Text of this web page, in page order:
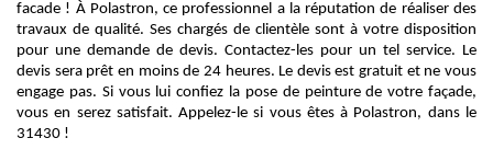
facade ! À Polastron, ce professionnel a la réputation de réaliser des
travaux de qualité. Ses chargés de clientèle sont à votre disposition
pour une demande de devis. Contactez-les pour un tel service. Le
devis sera prêt en moins de 24 heures. Le devis est gratuit et ne vous
engage pas. Si vous lui confiez la pose de peinture de votre façade,
vous en serez satisfait. Appelez-le si vous êtes à Polastron, dans le
31430 !